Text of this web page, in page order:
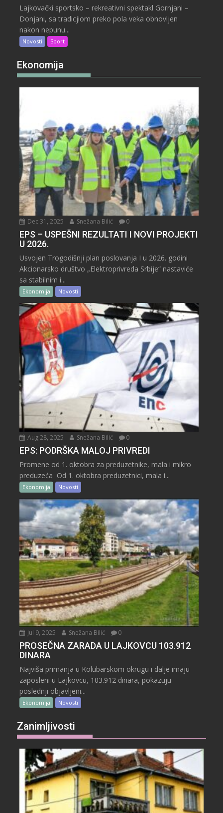
Lajkovački sportsko – rekreativni spektakl Gornjani –
Donjani, sa tradicjiom preko pola veka obnovljen
nakon nepunu...
Novosti Sport
Ekonomija
Dec 31, 2025 Snežana Bilić 0
EPS – USPEŠNI REZULTATI I NOVI PROJEKTI
U 2026.
Usvojen Trogodišnji plan poslovanja I u 2026. godini
Akcionarsko društvo „Elektroprivreda Srbije“ nastaviće
sa stabilnim i...
Ekonomija Novosti
Aug 28, 2025 Snežana Bilić 0
EPS: PODRŠKA MALOJ PRIVREDI
Promene od 1. oktobra za preduzetnike, mala i mikro
preduzeća Od 1. oktobra preduzetnici, mala i...
Ekonomija Novosti
Jul 9, 2025 Snežana Bilić 0
PROSEČNA ZARADA U LAJKOVCU 103.912
DINARA
Najviša primanja u Kolubarskom okrugu i dalje imaju
zaposleni u Lajkovcu, 103.912 dinara, pokazuju
poslednji objavljeni...
Ekonomija Novosti
Zanimljivosti